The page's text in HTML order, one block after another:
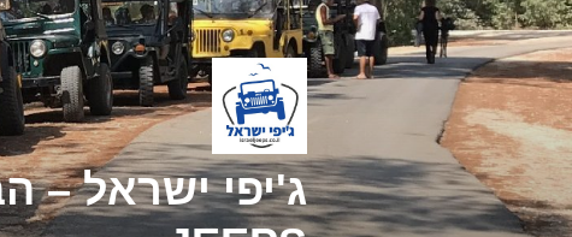
דילוג
לתוכן